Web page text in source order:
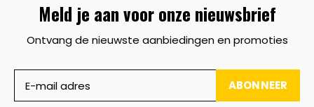
Meld je aan voor onze nieuwsbrief
Ontvang de nieuwste aanbiedingen en promoties
ABONNEER